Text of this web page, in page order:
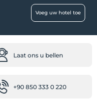
is platvoet
Voeg uw hotel toe
Laat ons u bellen
+90 850 333 0 220